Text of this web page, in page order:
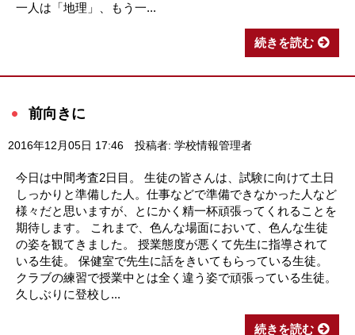
一人は「地理」、もう一...
続きを読む
前向きに
2016年12月05日 17:46 投稿者: 学校情報管理者
今日は中間考査2日目。 生徒の皆さんは、試験に向けて土日
しっかりと準備した人。仕事などで準備できなかった人など
様々だと思いますが、とにかく精一杯頑張ってくれることを
期待します。 これまで、色んな場面において、色んな生徒
の姿を観てきました。 授業態度が悪くて先生に指導されて
いる生徒。 保健室で先生に話をきいてもらっている生徒。
クラブの練習で授業中とは全く違う姿で頑張っている生徒。
久しぶりに登校し...
続きを読む